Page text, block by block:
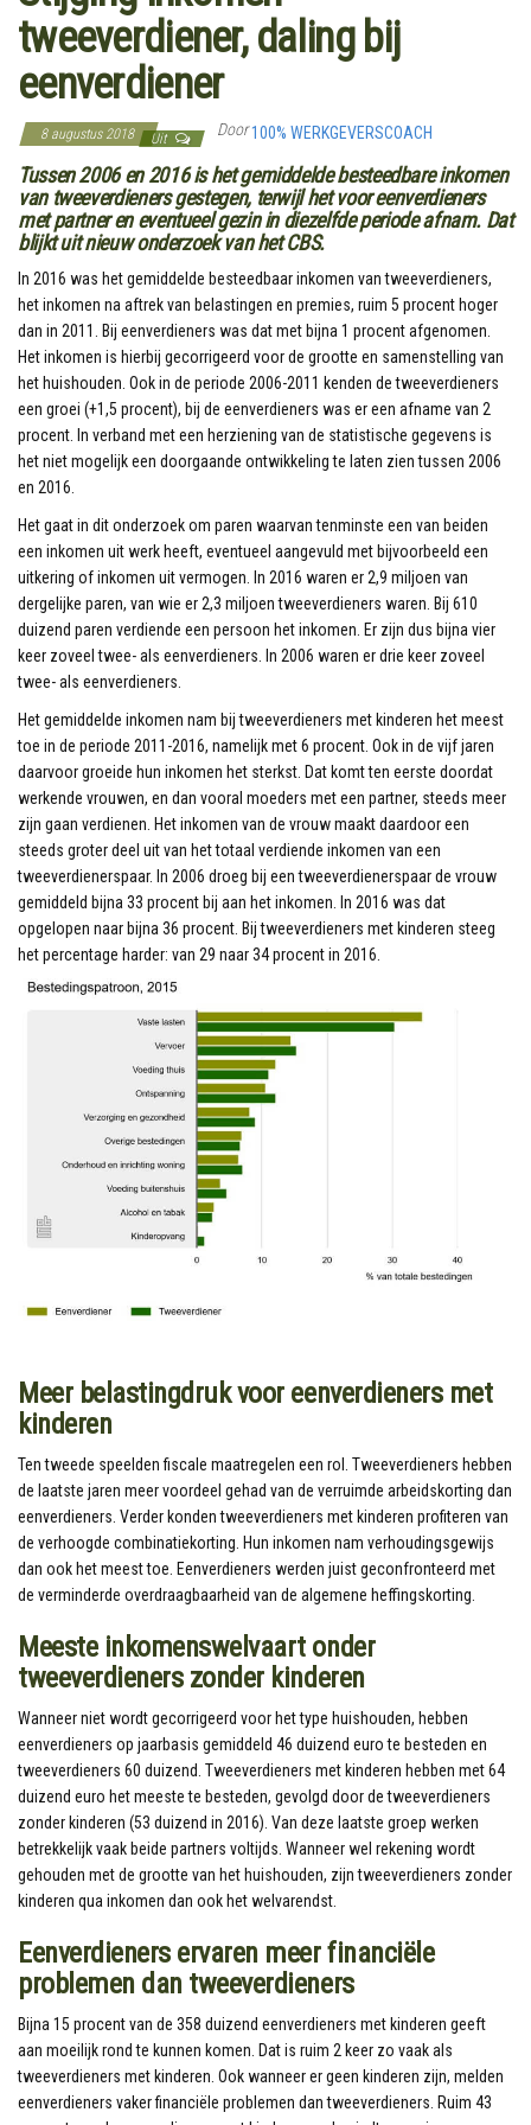
tweeverdiener, daling bij
eenverdiener
8 augustus 2018 Uit Door100% WERKGEVERSCOACH
Tussen 2006 en 2016 is het gemiddelde besteedbare inkomen
van tweeverdieners gestegen, terwijl het voor eenverdieners
met partner en eventueel gezin in diezelfde periode afnam. Dat
blijkt uit nieuw onderzoek van het CBS.
In 2016 was het gemiddelde besteedbaar inkomen van tweeverdieners,
het inkomen na aftrek van belastingen en premies, ruim 5 procent hoger
dan in 2011. Bij eenverdieners was dat met bijna 1 procent afgenomen.
Het inkomen is hierbij gecorrigeerd voor de grootte en samenstelling van
het huishouden. Ook in de periode 2006-2011 kenden de tweeverdieners
een groei (+1,5 procent), bij de eenverdieners was er een afname van 2
procent. In verband met een herziening van de statistische gegevens is
het niet mogelijk een doorgaande ontwikkeling te laten zien tussen 2006
en 2016.
Het gaat in dit onderzoek om paren waarvan tenminste een van beiden
een inkomen uit werk heeft, eventueel aangevuld met bijvoorbeeld een
uitkering of inkomen uit vermogen. In 2016 waren er 2,9 miljoen van
dergelijke paren, van wie er 2,3 miljoen tweeverdieners waren. Bij 610
duizend paren verdiende een persoon het inkomen. Er zijn dus bijna vier
keer zoveel twee- als eenverdieners. In 2006 waren er drie keer zoveel
twee- als eenverdieners.
Het gemiddelde inkomen nam bij tweeverdieners met kinderen het meest
toe in de periode 2011-2016, namelijk met 6 procent. Ook in de vijf jaren
daarvoor groeide hun inkomen het sterkst. Dat komt ten eerste doordat
werkende vrouwen, en dan vooral moeders met een partner, steeds meer
zijn gaan verdienen. Het inkomen van de vrouw maakt daardoor een
steeds groter deel uit van het totaal verdiende inkomen van een
tweeverdienerspaar. In 2006 droeg bij een tweeverdienerspaar de vrouw
gemiddeld bijna 33 procent bij aan het inkomen. In 2016 was dat
opgelopen naar bijna 36 procent. Bij tweeverdieners met kinderen steeg
het percentage harder: van 29 naar 34 procent in 2016.
Meer belastingdruk voor eenverdieners met
kinderen
Ten tweede speelden fiscale maatregelen een rol. Tweeverdieners hebben
de laatste jaren meer voordeel gehad van de verruimde arbeidskorting dan
eenverdieners. Verder konden tweeverdieners met kinderen profiteren van
de verhoogde combinatiekorting. Hun inkomen nam verhoudingsgewijs
dan ook het meest toe. Eenverdieners werden juist geconfronteerd met
de verminderde overdraagbaarheid van de algemene heffingskorting.
Meeste inkomenswelvaart onder
tweeverdieners zonder kinderen
Wanneer niet wordt gecorrigeerd voor het type huishouden, hebben
eenverdieners op jaarbasis gemiddeld 46 duizend euro te besteden en
tweeverdieners 60 duizend. Tweeverdieners met kinderen hebben met 64
duizend euro het meeste te besteden, gevolgd door de tweeverdieners
zonder kinderen (53 duizend in 2016). Van deze laatste groep werken
betrekkelijk vaak beide partners voltijds. Wanneer wel rekening wordt
gehouden met de grootte van het huishouden, zijn tweeverdieners zonder
kinderen qua inkomen dan ook het welvarendst.
Eenverdieners ervaren meer financiële
problemen dan tweeverdieners
Bijna 15 procent van de 358 duizend eenverdieners met kinderen geeft
aan moeilijk rond te kunnen komen. Dat is ruim 2 keer zo vaak als
tweeverdieners met kinderen. Ook wanneer er geen kinderen zijn, melden
eenverdieners vaker financiële problemen dan tweeverdieners. Ruim 43